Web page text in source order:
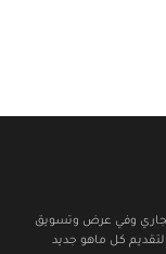
التجاري وفي عرض وتسويق
لتقديم كل ماهو جديد